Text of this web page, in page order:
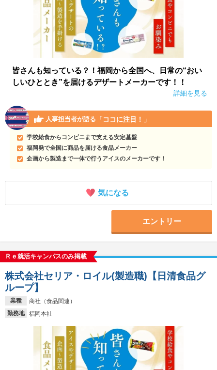
皆さんも知っている？！福岡から全国へ、日常の“おい
しいひととき”を届けるデザートメーカーです！！
詳細を見る
人事担当者が語る 「ココに注目！」
学校給食からコンビニまで支える安定基盤
福岡発で全国に商品を届ける食品メーカー
企画から製造まで一体で行うアイスのメーカーです！
気になる
エントリー
Ｒｅ就活キャンパスのみ掲載
業種
商社（食品関連）
勤務地
福岡本社
株式会社セリア・ロイル(製造職)【日清食品グ
ループ】